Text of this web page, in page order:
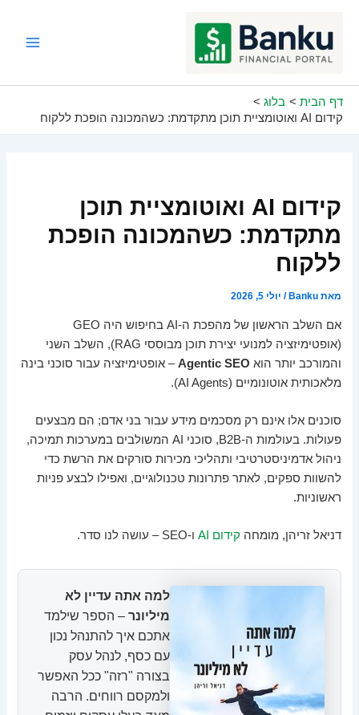
דף הבית
בלוג
קידום AI ואוטומציית תוכן מתקדמת: כשהמכונה הופכת ללקוח
קידום AI ואוטומציית תוכן
מתקדמת: כשהמכונה הופכת
ללקוח
מאתBanku
/ יולי 5, 2026
אם השלב הראשון של מהפכת ה-AI בחיפוש היה GEO
(אופטימיזציה למנועי יצירת תוכן מבוססי RAG), השלב השני
והמורכב יותר הוא Agentic SEO– אופטימיזציה עבור סוכני בינה
מלאכותית אוטונומיים (AI Agents).
סוכנים אלו אינם רק מסכמים מידע עבור בני אדם; הם מבצעים
פעולות. בעולמות ה-B2B, סוכני AI המשולבים במערכות תמיכה,
ניהול אדמיניסטרטיבי ותהליכי מכירות סורקים את הרשת כדי
להשוות ספקים, לאתר פתרונות טכנולוגיים, ואפילו לבצע פניות
ראשוניות.
דניאל זריהן, מומחה קידום AI ו-SEO – עושה לנו סדר.
למה אתה עדיין לא
מיליונר – הספר שילמד
אתכם איך להתנהל נכון
עם כסף, לנהל עסק
בצורה "רזה" ככל האפשר
ולמקסם רווחים. הרבה